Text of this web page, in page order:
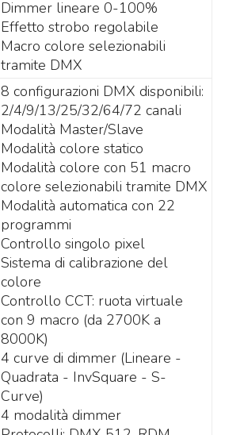
Dimmer lineare 0-100%
Effetto strobo regolabile
Macro colore selezionabili
tramite DMX
8 configurazioni DMX disponibili:
2/4/9/13/25/32/64/72 canali
Modalità Master/Slave
Modalità colore statico
Modalità colore con 51 macro
colore selezionabili tramite DMX
Modalità automatica con 22
programmi
Controllo singolo pixel
Sistema di calibrazione del
colore
Controllo CCT: ruota virtuale
con 9 macro (da 2700K a
8000K)
4 curve di dimmer (Lineare -
Quadrata - InvSquare - S-
Curve)
4 modalità dimmer